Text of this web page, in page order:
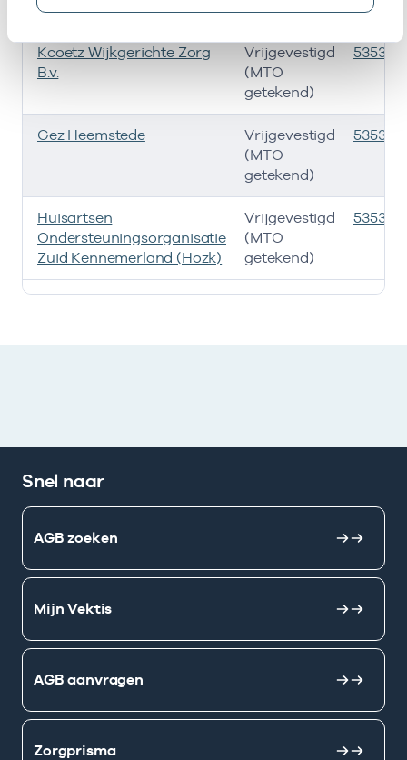
Ik heb een arbeidsrelatie met
getekend)
Kcoetz Wijkgerichte Zorg
B.v.
Vrijgevestigd
(MTO
getekend)
Gez Heemstede
Vrijgevestigd
(MTO
getekend)
Huisartsen
Ondersteuningsorganisatie
Zuid Kennemerland (Hozk)
Vrijgevestigd
(MTO
getekend)
Snel naar
AGB zoeken
Mijn Vektis
AGB aanvragen
Zorgprisma